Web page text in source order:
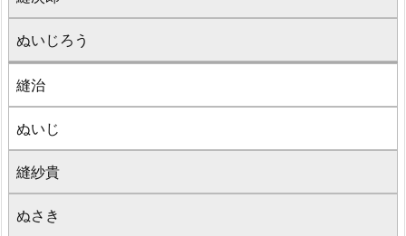
ぬいじろう
縫治
ぬいじ
縫紗貴
ぬさき